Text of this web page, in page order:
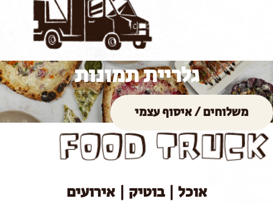
גלריית תמונות
משלוחים / איסוף עצמי
אוכל | בוטיק | אירועים